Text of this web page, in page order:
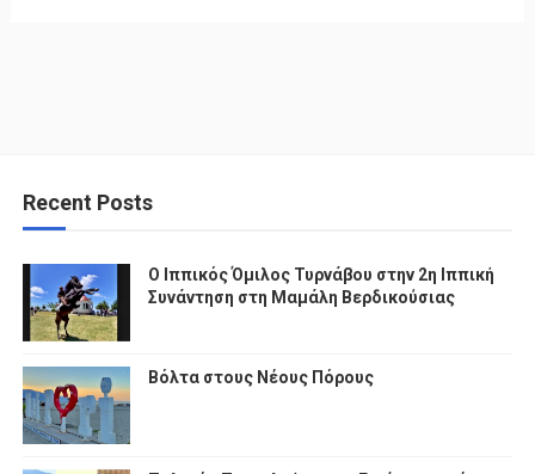
Recent Posts
Ο Ιππικός Όμιλος Τυρνάβου στην 2η Ιππική
Συνάντηση στη Μαμάλη Βερδικούσιας
Βόλτα στους Νέους Πόρους